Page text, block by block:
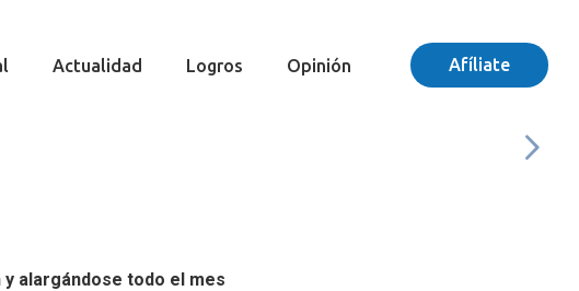
Actualidad Logros Opinión Afíliate
y alargándose todo el mes